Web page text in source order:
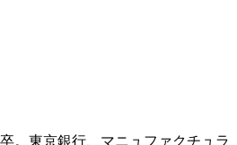
。東京銀行、マニュファクチュラ